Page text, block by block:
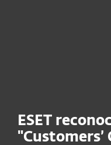
ESET
"Customers’